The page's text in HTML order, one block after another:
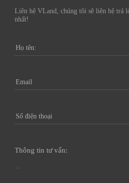
Liên hệ VLand, chúng tôi sẽ liên hệ trả
nhất!
Thông tin tư vấn: